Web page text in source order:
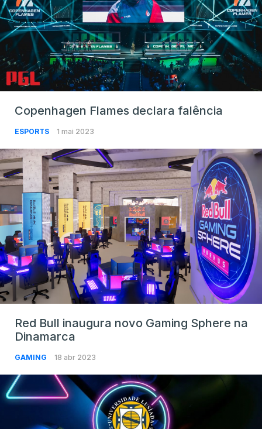
Copenhagen Flames declara falência
ESPORTS 1 mai 2023
Red Bull inaugura novo Gaming Sphere na
Dinamarca
GAMING 18 abr 2023